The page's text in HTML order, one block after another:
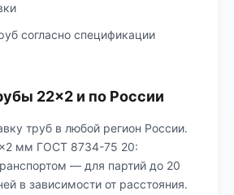
согласно спецификации
22×2 и по России
труб в любой регион России.
мм ГОСТ 8734-75 20:
— для партий до 20
в зависимости от расстояния.